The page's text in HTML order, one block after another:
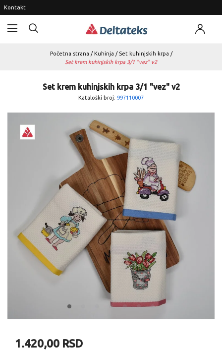
Kontakt
Početna strana / Kuhinja / Set kuhinjskih krpa /
Set krem kuhinjskih krpa 3/1 "vez" v2
Set krem kuhinjskih krpa 3/1 "vez" v2
Kataloški broj: 997110007
1.420,00 RSD